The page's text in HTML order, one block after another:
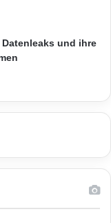
und ihre